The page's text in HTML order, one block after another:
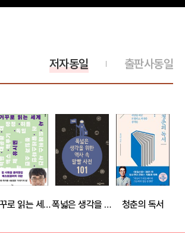
출판사동일
저자동일
거꾸로 읽는 세계사 폭넓은 생각을 위한 역사 속 말빨 사전 101 청춘의 독서